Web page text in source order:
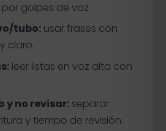
golpes de voz.
tubo:usar frases con
claro.
leer listas en voz alta con
y no revisar:separar
y tiempo de revisión.